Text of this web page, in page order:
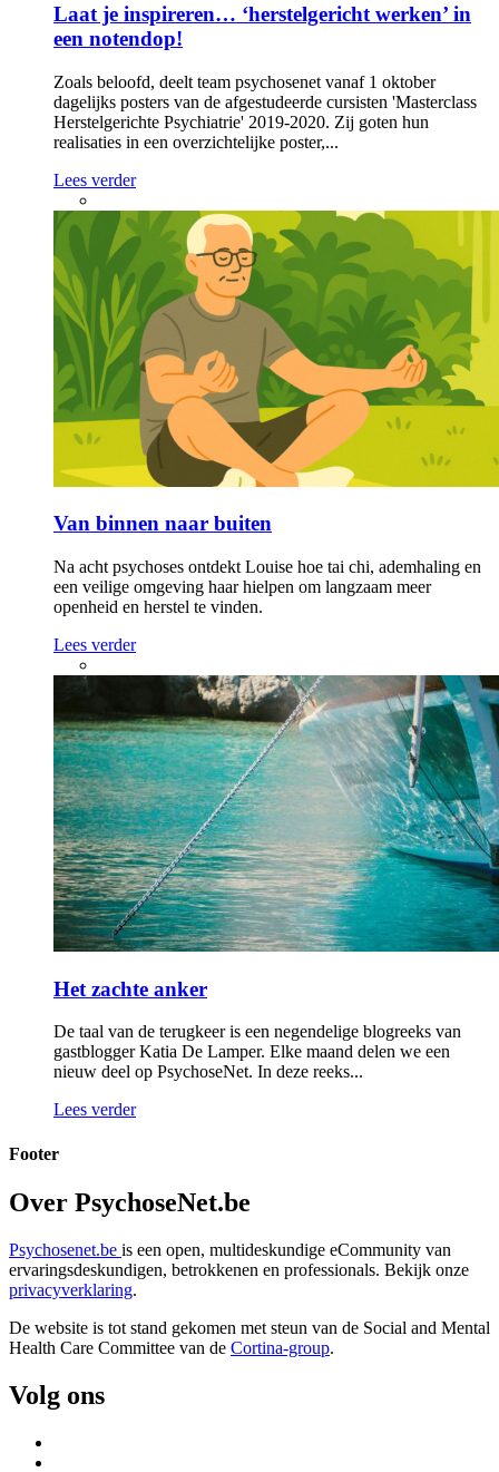
Laat je inspireren… ‘herstelgericht werken’ in
een notendop!
Zoals beloofd, deelt team psychosenet vanaf 1 oktober
dagelijks posters van de afgestudeerde cursisten 'Masterclass
Herstelgerichte Psychiatrie' 2019-2020. Zij goten hun
realisaties in een overzichtelijke poster,...
Lees verder
Van binnen naar buiten
Na acht psychoses ontdekt Louise hoe tai chi, ademhaling en
een veilige omgeving haar hielpen om langzaam meer
openheid en herstel te vinden.
Lees verder
Het zachte anker
De taal van de terugkeer is een negendelige blogreeks van
gastblogger Katia De Lamper. Elke maand delen we een
nieuw deel op PsychoseNet. In deze reeks...
Lees verder
Footer
Over PsychoseNet.be
Psychosenet.be is een open, multideskundige eCommunity van
ervaringsdeskundigen, betrokkenen en professionals. Bekijk onze
privacyverklaring.
De website is tot stand gekomen met steun van de Social and Mental
Health Care Committee van de Cortina-group.
Volg ons